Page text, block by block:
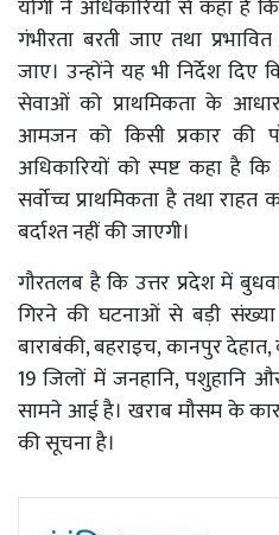
योगी ने अधिकारियों से कहा है
गंभीरता बरती जाए तथा
जाए। उन्होंने यह भी निर्देश
सेवाओं को प्राथमिकता के
आमजन को किसी प्रकार की
अधिकारियों को स्पष्ट कहा है
सर्वोच्च प्राथमिकता है तथा राहत
बर्दाश्त नहीं की जाएगी।
गौरतलब है कि उत्तर प्रदेश में
गिरने की घटनाओं से बड़ी
बाराबंकी, बहराइच, कानपुर
19 जिलों में जनहानि, पशुहानि
सामने आई है। खराब मौसम के
की सूचना है।